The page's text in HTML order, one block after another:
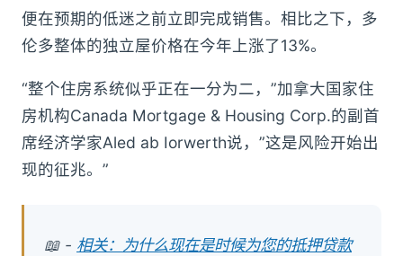
便在预期的低迷之前立即完成销售。相比之下，多
伦多整体的独立屋价格在今年上涨了13%。
“整个住房系统似乎正在一分为二，”加拿大国家住
房机构Canada Mortgage & Housing Corp.的副首
席经济学家Aled ab Iorwerth说，”这是风险开始出
现的征兆。”
📖 - 相关：为什么现在是时候为您的抵押贷款